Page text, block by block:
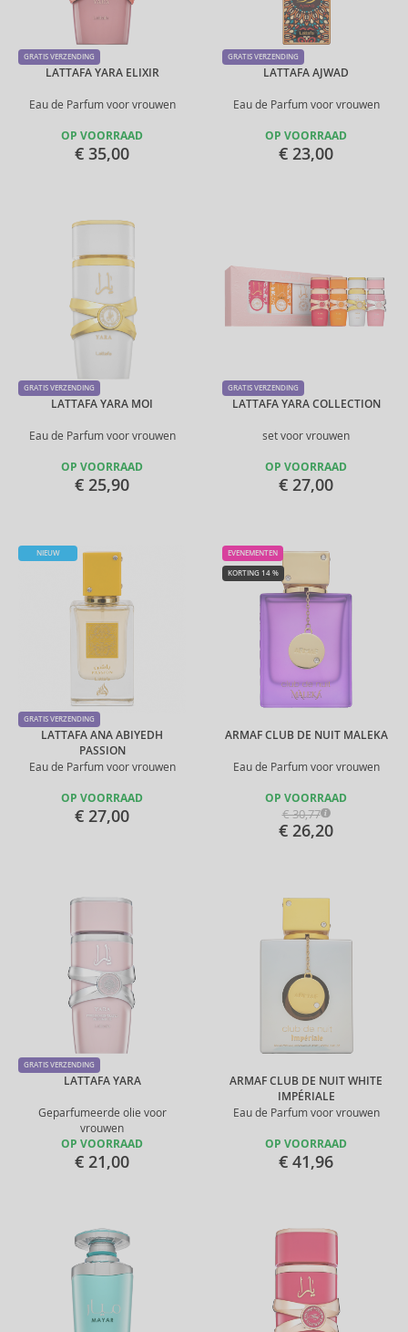
LATTAFA YARA ELIXIR
Eau de Parfum voor vrouwen
GRATIS VERZENDING
OP VOORRAAD
€ 35,00
LATTAFA AJWAD
Eau de Parfum voor vrouwen
GRATIS VERZENDING
OP VOORRAAD
€ 23,00
LATTAFA YARA MOI
Eau de Parfum voor vrouwen
GRATIS VERZENDING
OP VOORRAAD
€ 25,90
LATTAFA YARA COLLECTION
set voor vrouwen
GRATIS VERZENDING
OP VOORRAAD
€ 27,00
LATTAFA ANA ABIYEDH
PASSION
Eau de Parfum voor vrouwen
NIEUW
GRATIS VERZENDING
OP VOORRAAD
€ 27,00
ARMAF CLUB DE NUIT MALEKA
Eau de Parfum voor vrouwen
EVENEMENTEN
KORTING 14 %
OP VOORRAAD
€ 30,77
€ 26,20
LATTAFA YARA
Geparfumeerde olie voor
vrouwen
GRATIS VERZENDING
OP VOORRAAD
€ 21,00
ARMAF CLUB DE NUIT WHITE
IMPÉRIALE
Eau de Parfum voor vrouwen
OP VOORRAAD
€ 41,96